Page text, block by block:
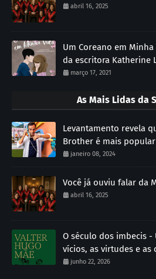
abril 16, 2025
Um Coreano em
da escritora Katherine
março 17, 2021
As Mais Lidas da
Levantamento revela
Brother é mais
janeiro 08, 2024
Você já ouviu falar da
abril 16, 2025
O século dos imbecis
vícios, as virtudes e as
junho 22, 2026